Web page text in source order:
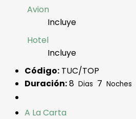
Avion
Incluye
Hotel
Incluye
Código:TUC/TOP
Duración:8Dias 7Noches
A La Carta